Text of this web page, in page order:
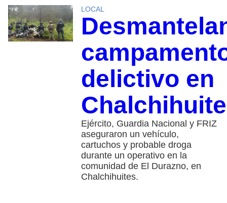
LOCAL
delictivo en
Ejército, Guardia Nacional y FRIZ
aseguraron un vehículo,
cartuchos y probable droga
durante un operativo en la
comunidad de El Durazno, en
Chalchihuites.